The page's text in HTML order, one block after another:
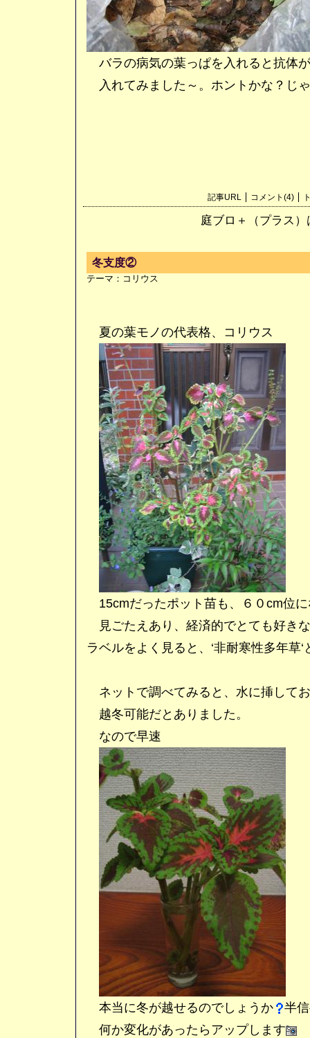
バラの病気の葉っぱを入れると抗体
入れてみました～。ホントかな？じ
記事URL コメント(4)
庭ブロ＋（プラス）
冬支度②
テーマ： コリウス
夏の葉モノの代表格、コリウス
15cmだったポット苗も、６０cm位
見ごたえあり、経済的でとても好き
ラベルをよく見ると、‘非耐寒性多年草
ネットで調べてみると、水に挿して
越冬可能だとありました。
なので早速
本当に冬が越せるのでしょうか
半
何か変化があったらアップします